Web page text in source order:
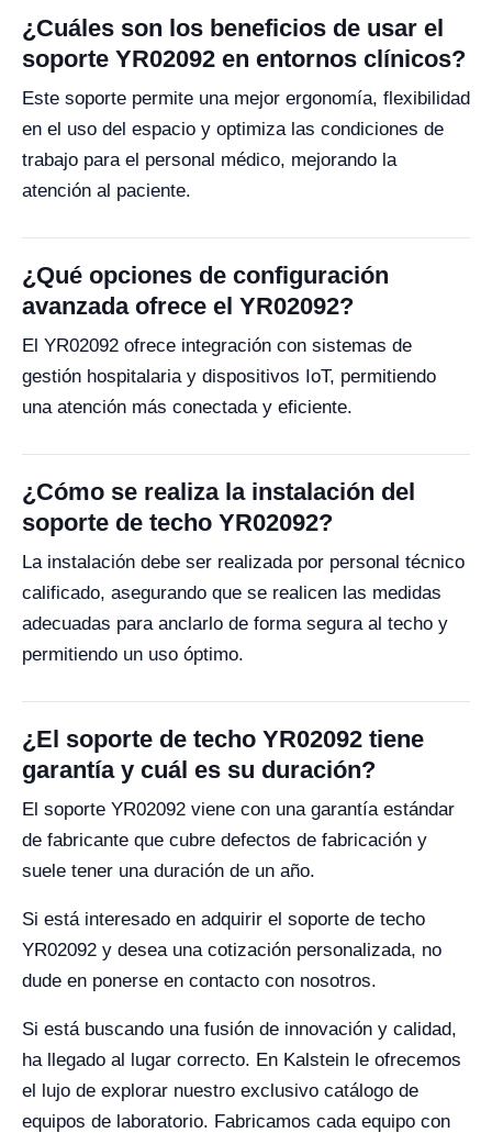
¿Cuáles son los beneficios de usar el
soporte YR02092 en entornos clínicos?
Este soporte permite una mejor ergonomía, flexibilidad
en el uso del espacio y optimiza las condiciones de
trabajo para el personal médico, mejorando la
atención al paciente.
¿Qué opciones de configuración
avanzada ofrece el YR02092?
El YR02092 ofrece integración con sistemas de
gestión hospitalaria y dispositivos IoT, permitiendo
una atención más conectada y eficiente.
¿Cómo se realiza la instalación del
soporte de techo YR02092?
La instalación debe ser realizada por personal técnico
calificado, asegurando que se realicen las medidas
adecuadas para anclarlo de forma segura al techo y
permitiendo un uso óptimo.
¿El soporte de techo YR02092 tiene
garantía y cuál es su duración?
El soporte YR02092 viene con una garantía estándar
de fabricante que cubre defectos de fabricación y
suele tener una duración de un año.
Si está interesado en adquirir el soporte de techo
YR02092 y desea una cotización personalizada, no
dude en ponerse en contacto con nosotros.
Si está buscando una fusión de innovación y calidad,
ha llegado al lugar correcto. En Kalstein le ofrecemos
el lujo de explorar nuestro exclusivo catálogo de
equipos de laboratorio. Fabricamos cada equipo con